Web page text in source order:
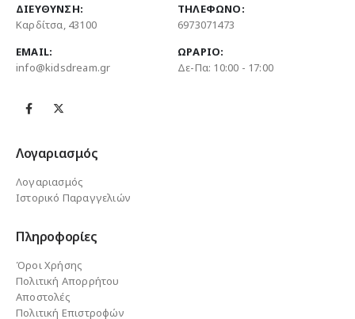
ΔΙΕΎΘΥΝΣΗ:
Καρδίτσα, 43100
ΤΗΛΈΦΩΝΟ:
6973071473
EMAIL:
info@kidsdream.gr
ΩΡΆΡΙΟ:
Δε-Πα: 10:00 - 17:00
Λογαριασμός
Λογαριασμός
Ιστορικό Παραγγελιών
Πληροφορίες
Όροι Χρήσης
Πολιτική Απορρήτου
Αποστολές
Πολιτική Επιστροφών